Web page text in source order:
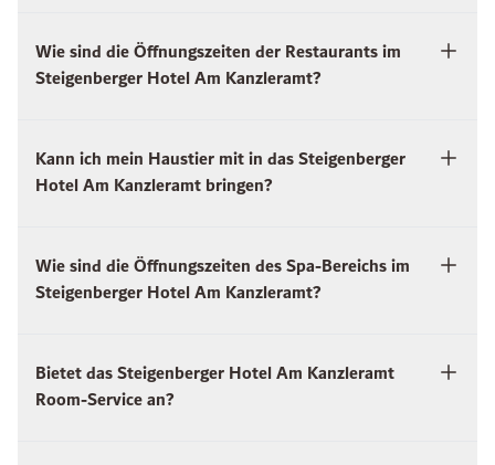
Wie sind die Öffnungszeiten der Restaurants im
Steigenberger Hotel Am Kanzleramt?
Kann ich mein Haustier mit in das Steigenberger
Hotel Am Kanzleramt bringen?
Wie sind die Öffnungszeiten des Spa-Bereichs im
Steigenberger Hotel Am Kanzleramt?
Bietet das Steigenberger Hotel Am Kanzleramt
Room-Service an?